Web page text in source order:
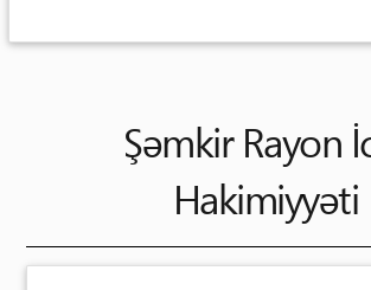
Şəmkir Rayon
Hakimiyyəti